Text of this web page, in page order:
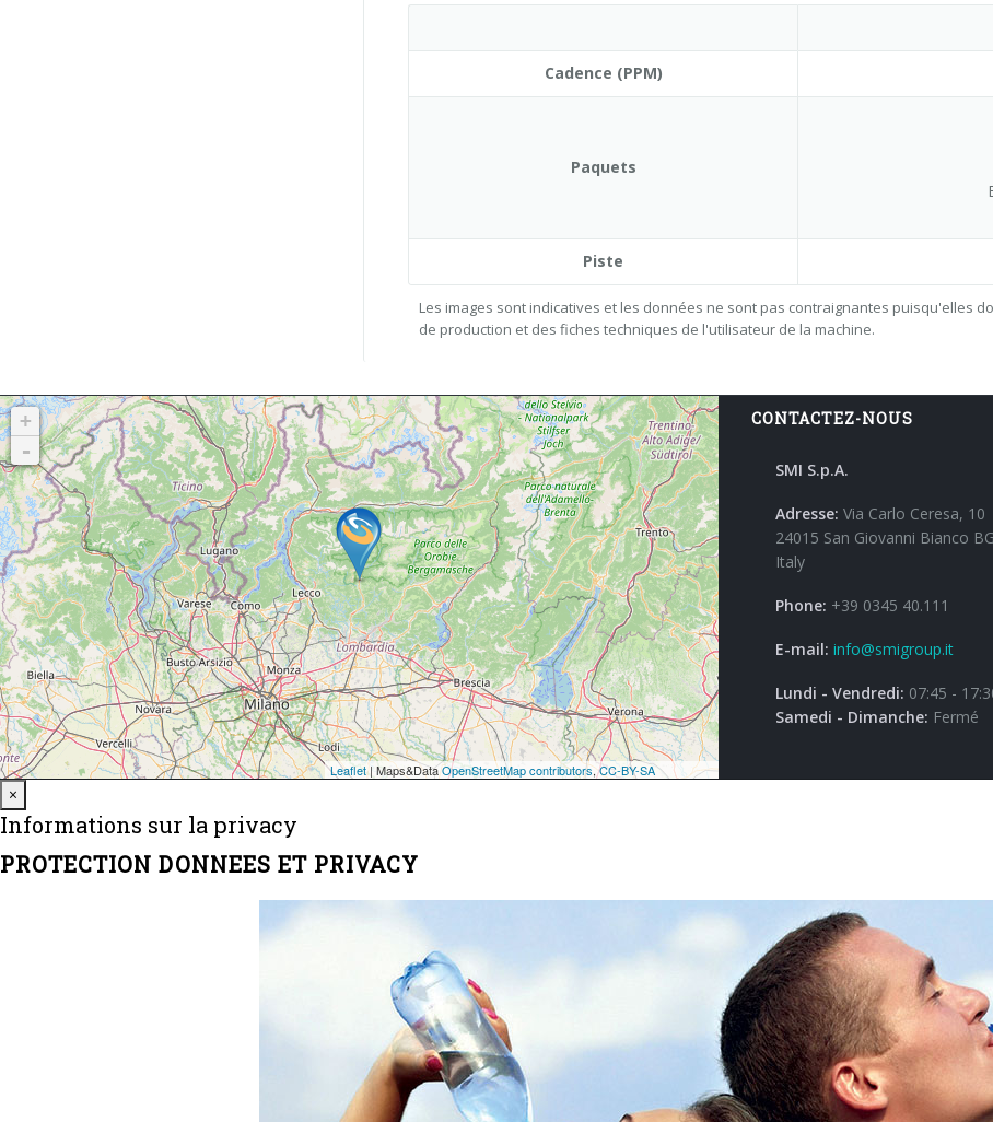
Cadence (PPM)
Paquets
Piste
Les images sont indicatives et les données ne sont pas contraignantes puisqu'elles
de production et des fiches techniques de l'utilisateur de la machine.
CONTACTEZ-NOUS
SMI S.p.A.
Adresse: Via Carlo Ceresa, 10
24015 San Giovanni Bianco BG
Italy
Phone: +39 0345 40.111
E-mail: info@smigroup.it
Lundi - Vendredi: 07:45 -
Samedi - Dimanche: Fermé
×
Informations sur la privacy
PROTECTION DONNEES ET PRIVACY